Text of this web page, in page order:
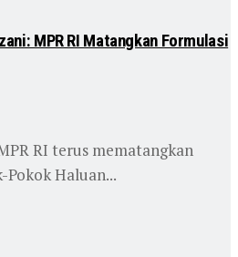
MPR RI Matangkan Formulasi
RI terus mematangkan
Haluan...